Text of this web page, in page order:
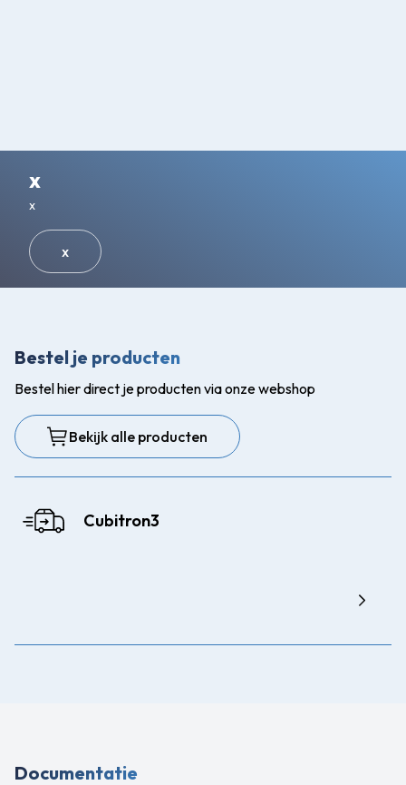
x
x
x
Bestel je producten
Bestel hier direct je producten via onze webshop
Bekijk alle producten
Cubitron3
Documentatie